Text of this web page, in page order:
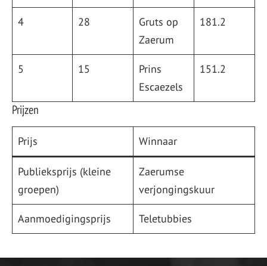
4 28
Gruts op
Zaerum
181.2
5 15
Prins
Escaezels
151.2
Prijzen
Prijs Winnaar
Publieksprijs (kleine
groepen)
Zaerumse
verjongingskuur
Aanmoedigingsprijs Teletubbies